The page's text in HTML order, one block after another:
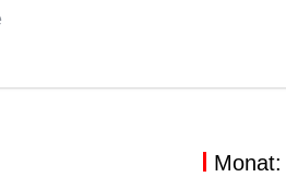
Monat: